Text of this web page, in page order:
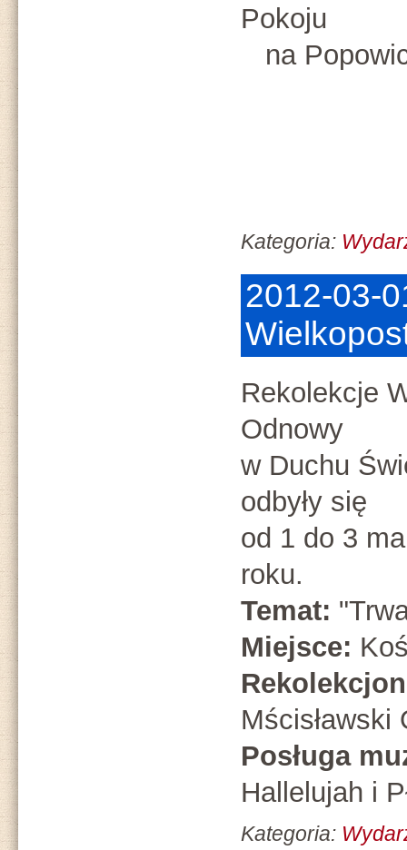
Pokoju
na
Kategoria:
2012-03-
Rekolekcje
Odnowy
w Duchu
odbyły się
od 1 do 3
roku.
Temat:
Miejsce:
Mścisławski
Posługa
Hallelujah i
Kategoria: